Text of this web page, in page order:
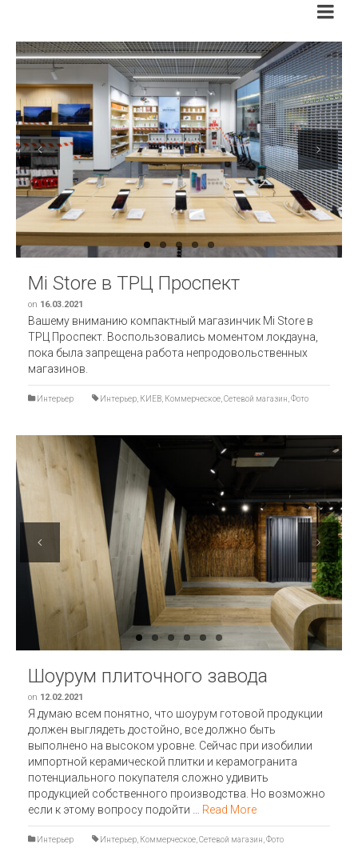
Previous Next
Mi Store в ТРЦ Проспект
on 16.03.2021
Вашему вниманию компактный магазинчик Mi Store в
ТРЦ Проспект. Воспользовались моментом локдауна,
пока была запрещена работа непродовольственных
магазинов.
Интерьер Интерьер КИЕВ Коммерческое Сетевой магазин Фото
Previous Next
Шоурум плиточного завода
on 12.02.2021
Я думаю всем понятно, что шоурум готовой продукции
должен выглядеть достойно, все должно быть
выполнено на высоком уровне. Сейчас при изобилии
импортной керамической плитки и керамогранита
потенциального покупателя сложно удивить
продукцией собственного производства. Но возможно
если к этому вопросу подойти … Read More
Интерьер Интерьер Коммерческое Сетевой магазин Фото